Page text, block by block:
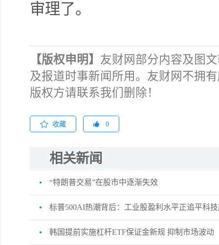
审理了。
【版权申明】 友财网部分内容及图
及报道时事新闻所用。友财网不拥
版权方请联系我们删除！
收藏 0
相关新闻
“特朗普交易”在股市中逐渐失效
标普500AI热潮背后：工业股盈利水平正追平科
韩国提前实施杠杆ETF保证金新规 抑制市场波动